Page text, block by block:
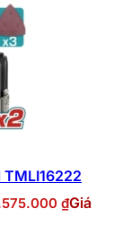
₫Giá